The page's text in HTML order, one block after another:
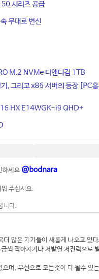
시리즈 공급
무대로 변신
M.2 NVMe 디앤디컴 1TB
, 그리고 x86 서버의 등장 [PC
16 HX E14WGK-i9 QHD+
하세요 @bodnara
주십시요.
니다.
많은 기기들이 새롭게 나오고 있
씩 작아지거나 저발열 저전력으로
며, 무선으로 모든것이 다 될수 있